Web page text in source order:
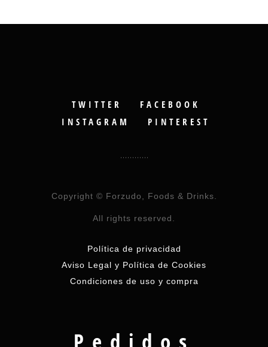
TWITTER
FACEBOOK
INSTAGRAM
PINTEREST
Copyright © Forzudo, Foods & Drinks.
All rights reserved.
Política de privacidad
Aviso Legal y Política de Cookies
Condiciones de uso y compra
Pedidos